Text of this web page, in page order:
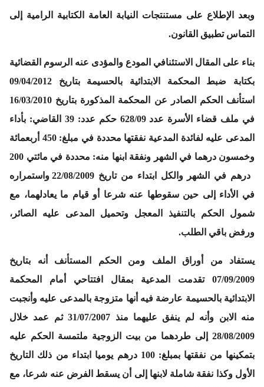
وبعد الإطلاع على مستنتجات النيابة العامة الكتابية الرامية إلى
التماس تطبيق القانون.
بناء على المقال الاستئنافي المودع والمؤدى عنه الرسوم القضائية
بكتابة ضبط المحكمة الابتدائية بالحسيمة بتاريخ 09/04/2012
استأنف الحكم الصادر عن المحكمة المذكورة بتاريخ 16/03/2010
في ملف قضاء الأسرة عدد 628/09 حكم عدد: 39 القاضي: بأداء
المدعى عليه لفائدة المدعية نفقتها محددة في مبلغ: 450 أربعمائة
وخمسون درهما في الشهر ونفقة ابنها منه: محددة في مائتي 200
درهم في الشهر والكل ابتداء من تاريخ 22/08/2009 واستمراره
في الأداء إلى حين سقوطها عنه شرعا أو قيام ما يعادلهما، مع
شمول الحكم بالتنفيذ المعجل وتحميل المدعى عليه الصائر،
ورفض باقي الطلب.
يستفاد من أوراق الملف ومن الحكم المستأنف أنه بتاريخ
07/09/2009 تقدمت المدعية بمقال افتتاحي أمام المحكمة
الابتدائية بالحسيمة عارضة فيه أنها متزوجة بالمدعى عليه وأنجبت
منه الابن وأنه لم ينفق عليهما منذ 31/07/2007 ثم عمد خلال
28/08/2009 إلى طردهما من بيت الزوجية ملتمسة الحكم عليه
بتمكينها من نفقتها بمبلغ: 100 درهم يوميا ابتداء من ذلك التاريخ
الأول وكذا نفقة شاملة لابنها إلى أن يسقط الفرض عنه شرعا، مع